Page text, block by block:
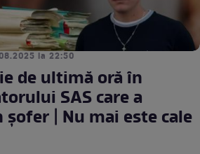
la 22:50
de ultimă oră în
SAS care a
| Nu mai este cale